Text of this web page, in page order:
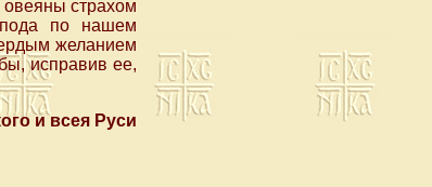
овеяны страхом
по нашем
желанием
исправив ее,
и всея Руси